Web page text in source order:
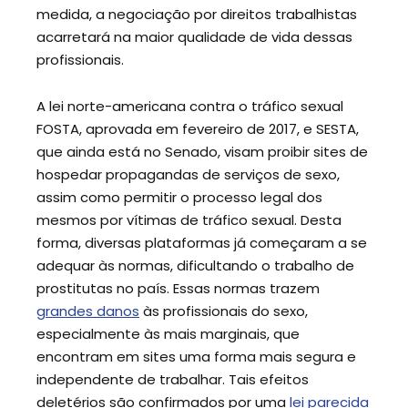
medida, a negociação por direitos trabalhistas
acarretará na maior qualidade de vida dessas
profissionais.
A lei norte-americana contra o tráfico sexual
FOSTA, aprovada em fevereiro de 2017, e SESTA,
que ainda está no Senado, visam proibir sites de
hospedar propagandas de serviços de sexo,
assim como permitir o processo legal dos
mesmos por vítimas de tráfico sexual. Desta
forma, diversas plataformas já começaram a se
adequar às normas, dificultando o trabalho de
prostitutas no país. Essas normas trazem
grandes danos às profissionais do sexo,
especialmente às mais marginais, que
encontram em sites uma forma mais segura e
independente de trabalhar. Tais efeitos
deletérios são confirmados por uma lei parecida